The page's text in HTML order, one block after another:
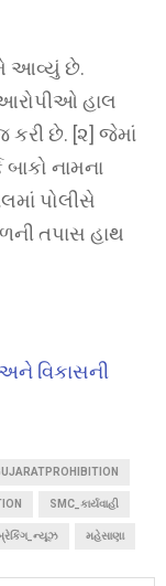
આવ્યું છે.
હાલ
કરી છે. [૨] જેમાં
નામના
પોલીસે
તપાસ હાથ
વિકાસની
SMC_કાર્યવાહી
મહેસાણા